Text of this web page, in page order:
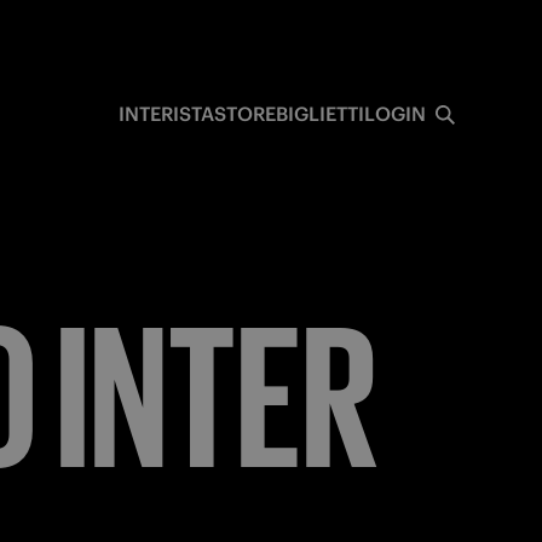
INTERISTASTOREBIGLIETTILOGIN
INTER